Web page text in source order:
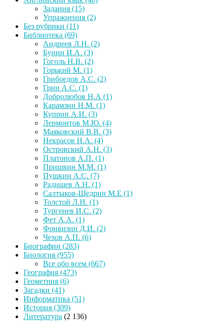
Задания (15)
Упражнения (2)
Без рубрики (11)
Библиотека (69)
Андреев Л.Н. (2)
Бунин И.А. (3)
Гоголь Н.В. (2)
Горький М. (1)
Грибоедов А.С. (2)
Грин А.С. (1)
Добролюбов Н.А (1)
Карамзин Н.М. (1)
Куприн А.И. (3)
Лермонтов М.Ю. (4)
Маяковский В.В. (3)
Некрасов Н.А. (4)
Островский А.Н. (3)
Платонов А.П. (1)
Пришвин М.М. (1)
Пушкин А.С. (7)
Радищев А.Н. (1)
Салтыков-Щедрин М.Е (1)
Толстой Л.Н. (1)
Тургенев И.С. (2)
Фет А.А. (1)
Фонвизин Д.И. (2)
Чехов А.П. (6)
Биографии (283)
Биология (955)
Все обо всем (667)
География (473)
Геометрия (6)
Загадки (41)
Информатика (51)
История (309)
Литература (2 136)